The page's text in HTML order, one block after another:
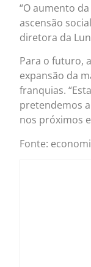
“O aumento
ascensão
diretora da
Para o futuro,
expansão da
franquias.
pretendemos
nos próximos
Fonte: